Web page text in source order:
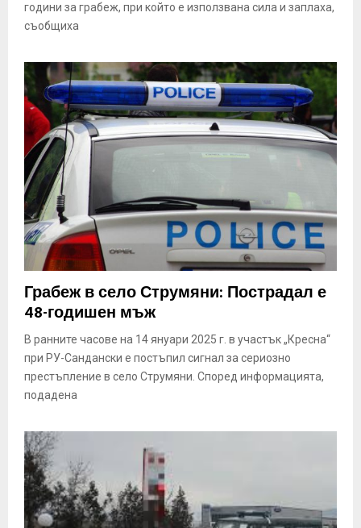
години за грабеж, при който е използвана сила и заплаха,
съобщиха
Грабеж в село Струмяни: Пострадал е
48-годишен мъж
В ранните часове на 14 януари 2025 г. в участък „Кресна“
при РУ-Сандански е постъпил сигнал за сериозно
престъпление в село Струмяни. Според информацията,
подадена